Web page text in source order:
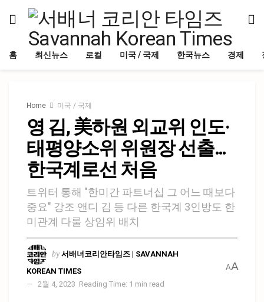
홈 최신뉴스 로컬 미국 / 국제 한국뉴스 경제
Home 미국 / 국제
영 김, 美하원 외교위 인도·
태평양소위 위원장 선출…
한국계로선 처음
트위터 통해 "한미간 파트너십 그 어느 때보다
중요" 강조 앤디 김 등 다른 한국계 3인방도 한
미관계 다룰 상임위 배치
by 서배너코리안타임즈 | SAVANNAH
KOREAN TIMES
2월 4, 2023 Reading Time: 1 min read
AA